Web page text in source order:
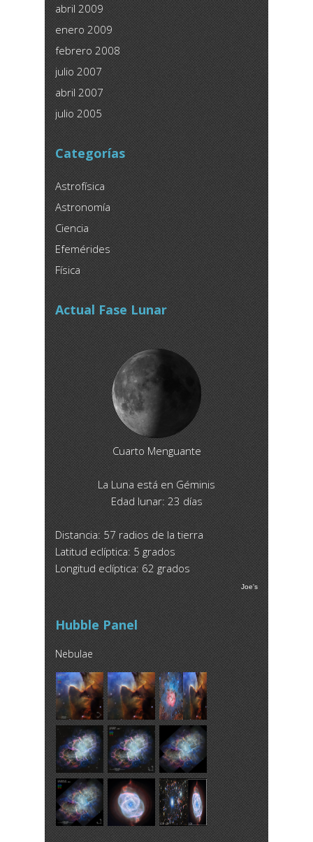
abril 2009
enero 2009
febrero 2008
julio 2007
abril 2007
julio 2005
Categorías
Astrofísica
Astronomía
Ciencia
Efemérides
Física
Actual Fase Lunar
Cuarto Menguante
La Luna está en Géminis
Edad lunar: 23 días
Distancia: 57 radios de la tierra
Latitud eclíptica: 5 grados
Longitud eclíptica: 62 grados
Joe's
Hubble Panel
Nebulae